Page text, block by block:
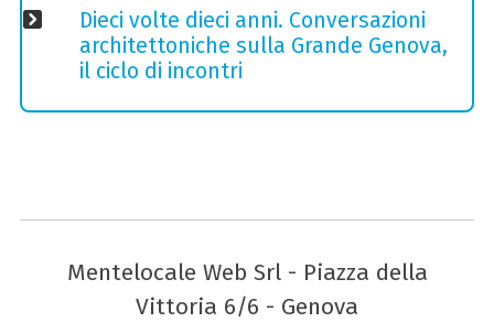
Dieci volte dieci anni. Conversazioni
architettoniche sulla Grande Genova,
il ciclo di incontri
Mentelocale Web Srl - Piazza della
Vittoria 6/6 - Genova